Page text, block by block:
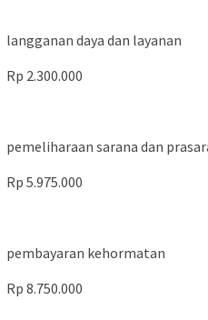
langganan daya dan layanan
Rp 2.300.000
pemeliharaan sarana dan
Rp 5.975.000
pembayaran kehormatan
Rp 8.750.000